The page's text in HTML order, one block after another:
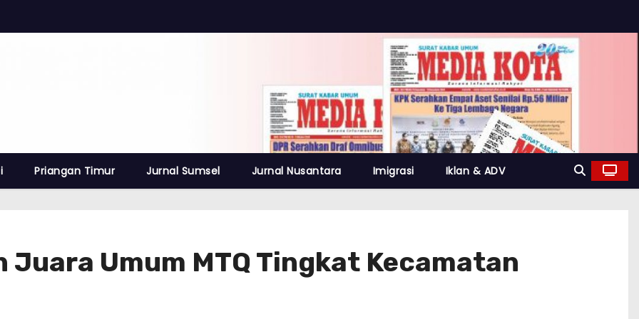
Priangan Timur Jurnal Sumsel Jurnal Nusantara Imigrasi Iklan & ADV
Juara Umum MTQ Tingkat Kecamatan